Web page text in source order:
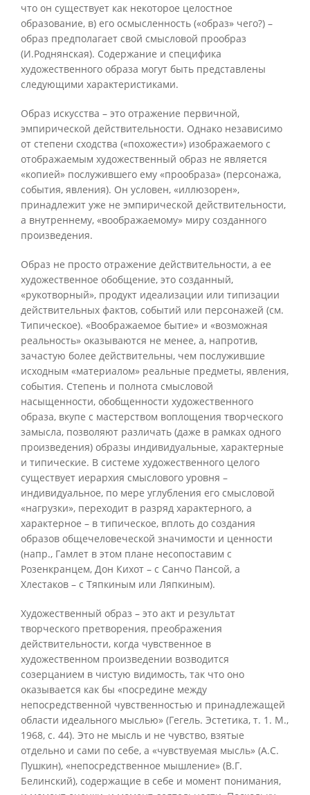
что он существует как некоторое целостное
образование, в) его осмысленность («образ» чего?) –
образ предполагает свой смысловой прообраз
(И.Роднянская). Содержание и специфика
художественного образа могут быть представлены
следующими характеристиками.
Образ искусства – это отражение первичной,
эмпирической действительности. Однако независимо
от степени сходства («похожести») изображаемого с
отображаемым художественный образ не является
«копией» послужившего ему «прообраза» (персонажа,
события, явления). Он условен, «иллюзорен»,
принадлежит уже не эмпирической действительности,
а внутреннему, «воображаемому» миру созданного
произведения.
Образ не просто отражение действительности, а ее
художественное обобщение, это созданный,
«рукотворный», продукт идеализации или типизации
действительных фактов, событий или персонажей (см.
Типическое). «Воображаемое бытие» и «возможная
реальность» оказываются не менее, а, напротив,
зачастую более действительны, чем послужившие
исходным «материалом» реальные предметы, явления,
события. Степень и полнота смысловой
насыщенности, обобщенности художественного
образа, вкупе с мастерством воплощения творческого
замысла, позволяют различать (даже в рамках одного
произведения) образы индивидуальные, характерные
и типические. В системе художественного целого
существует иерархия смыслового уровня –
индивидуальное, по мере углубления его смысловой
«нагрузки», переходит в разряд характерного, а
характерное – в типическое, вплоть до создания
образов общечеловеческой значимости и ценности
(напр., Гамлет в этом плане несопоставим с
Розенкранцем, Дон Кихот – с Санчо Пансой, а
Хлестаков – с Тяпкиным или Ляпкиным).
Художественный образ – это акт и результат
творческого претворения, преображения
действительности, когда чувственное в
художественном произведении возводится
созерцанием в чистую видимость, так что оно
оказывается как бы «посредине между
непосредственной чувственностью и принадлежащей
области идеального мыслью» (Гегель. Эстетика, т. 1. М.,
1968, с. 44). Это не мысль и не чувство, взятые
отдельно и сами по себе, а «чувствуемая мысль» (А.С.
Пушкин), «непосредственное мышление» (В.Г.
Белинский), содержащие в себе и момент понимания,